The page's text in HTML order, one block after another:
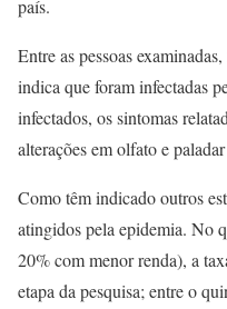
país.
Entre as pessoas
indica que foram infectadas
infectados, os sintomas
alterações em olfato e
Como têm indicado outros
atingidos pela epidemia. No
20% com menor renda), a
etapa da pesquisa; entre o